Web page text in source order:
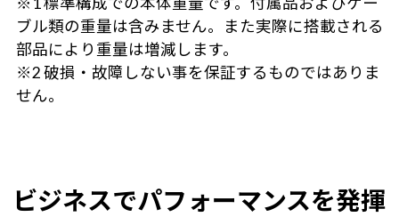
ブル類の重量は含みません。また実際に搭載される
部品により重量は増減します。
※2 破損・故障しない事を保証するものではありま
せん。
ビジネスでパフォーマンスを発揮